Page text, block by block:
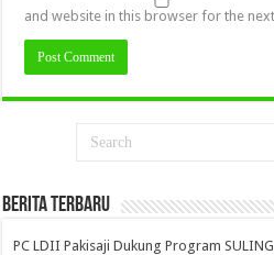
and website in this browser for the
Berita Terbaru
PC LDII Pakisaji Dukung Program